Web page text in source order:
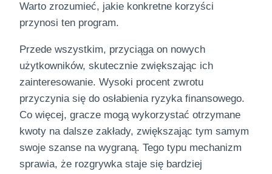
Warto zrozumieć, jakie konkretne korzyści
przynosi ten program.
Przede wszystkim, przyciąga on nowych
użytkowników, skutecznie zwiększając ich
zainteresowanie. Wysoki procent zwrotu
przyczynia się do osłabienia ryzyka finansowego.
Co więcej, gracze mogą wykorzystać otrzymane
kwoty na dalsze zakłady, zwiększając tym samym
swoje szanse na wygraną. Tego typu mechanizm
sprawia, że rozgrywka staje się bardziej